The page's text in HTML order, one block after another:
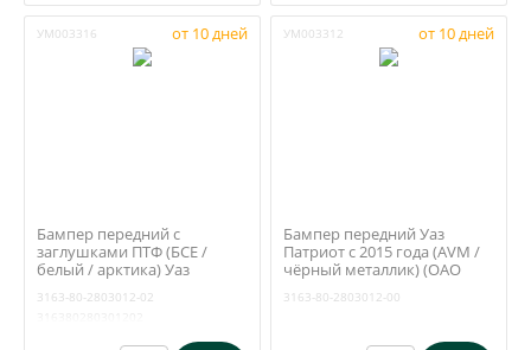
УМ003316 от 10 дней
Бампер передний с
заглушками ПТФ (БСЕ /
белый / арктика) Уаз
УАЗ) 3163-80-2803012
3163-80-2803012-02
УМ003312 от 10 дней
Бампер передний Уаз
Патриот с 2015 года (AVM /
чёрный металлик) (ОАО
3163-80-2803012-00